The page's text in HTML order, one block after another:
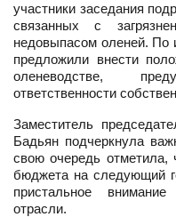
участники заседания
связанных с
недовыпасом оленей. По
предложили внести
оленеводстве,
ответственности
Заместитель
Бадьян подчеркнула
свою очередь отметила,
бюджета на следующий
пристальное
отрасли.